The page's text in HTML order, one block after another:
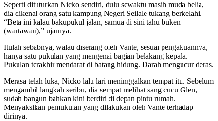
Seperti dituturkan Nicko sendiri, dulu sewaktu masih muda belia,
dia dikenal orang satu kampung Negeri Seilale tukang berkelahi.
“Beta ini kalau bakupukul jalan, samua di sini tahu buken
(wartawan),” ujarnya.
Itulah sebabnya, walau diserang oleh Vante, sesuai pengakuannya,
hanya satu pukulan yang mengenai bagian belakang kepala.
Pukulan terakhir mendarat di batang hidung. Darah mengucur deras.
Merasa telah luka, Nicko lalu lari meninggalkan tempat itu. Sebelum
mengambil langkah seribu, dia sempat melihat sang cucu Glen,
sudah bangun bahkan kini berdiri di depan pintu rumah.
Menyaksikan pemukulan yang dilakukan oleh Vante terhadap
dirinya.